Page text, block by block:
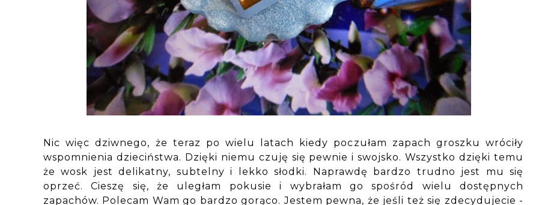
Nic więc dziwnego, że teraz po wielu latach kiedy poczułam zapach groszku wróciły
wspomnienia dzieciństwa. Dzięki niemu czuję się pewnie i swojsko. Wszystko dzięki temu
że wosk jest delikatny, subtelny i lekko słodki. Naprawdę bardzo trudno jest mu się
oprzeć. Cieszę się, że uległam pokusie i wybrałam go spośród wielu dostępnych
zapachów. Polecam Wam go bardzo gorąco. Jestem pewna, że jeśli też się zdecydujecie -